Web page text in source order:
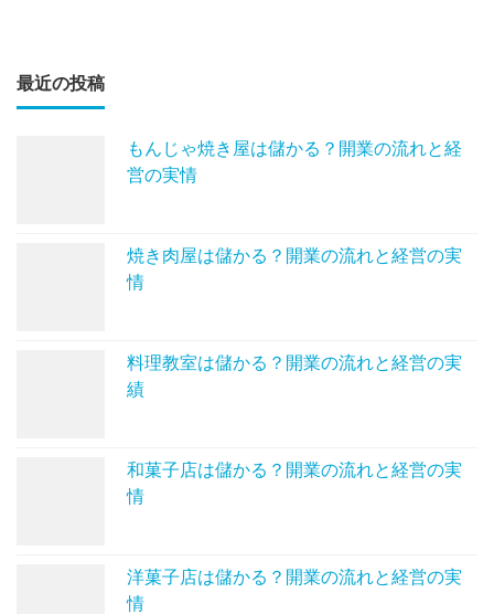
最近の投稿
もんじゃ焼き屋は儲かる？開業の流れと経
営の実情
焼き肉屋は儲かる？開業の流れと経営の実
情
料理教室は儲かる？開業の流れと経営の実
績
和菓子店は儲かる？開業の流れと経営の実
情
洋菓子店は儲かる？開業の流れと経営の実
情